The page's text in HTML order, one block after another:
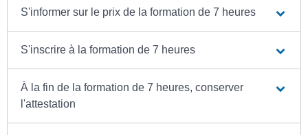
S'informer sur le prix de la formation de 7 heures
S'inscrire à la formation de 7 heures
À la fin de la formation de 7 heures, conserver
l'attestation